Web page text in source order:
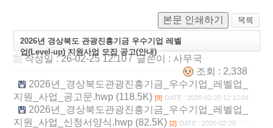
본문 인쇄하기
2026년 경상북도 관광진흥기금 우수기업 레벨
업(Level-up) 지원사업 모집 공고(안내)
작성일 : 26-02-25 12:10/ 글쓴이 : 사무국
조회 : 2,338
2026년_경상북도관광진흥기금_우수기업_레벨업_
지원_사업_공고문.hwp (118.5K) [9] DATE : 2026-02-25 12:10:04
2026년_경상북도관광진흥기금_우수기업_레벨업_
지원_사업_신청서양식.hwp (82.5K) [2] DATE : 2026-02-25